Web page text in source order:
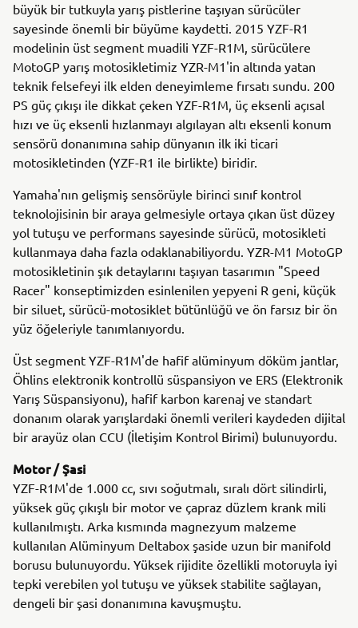
büyük bir tutkuyla yarış pistlerine taşıyan sürücüler
sayesinde önemli bir büyüme kaydetti. 2015 YZF-R1
modelinin üst segment muadili YZF-R1M, sürücülere
MotoGP yarış motosikletimiz YZR-M1'in altında yatan
teknik felsefeyi ilk elden deneyimleme fırsatı sundu. 200
PS güç çıkışı ile dikkat çeken YZF-R1M, üç eksenli açısal
hızı ve üç eksenli hızlanmayı algılayan altı eksenli konum
sensörü donanımına sahip dünyanın ilk iki ticari
motosikletinden (YZF-R1 ile birlikte) biridir.
Yamaha'nın gelişmiş sensörüyle birinci sınıf kontrol
teknolojisinin bir araya gelmesiyle ortaya çıkan üst düzey
yol tutuşu ve performans sayesinde sürücü, motosikleti
kullanmaya daha fazla odaklanabiliyordu. YZR-M1 MotoGP
motosikletinin şık detaylarını taşıyan tasarımın "Speed
Racer" konseptimizden esinlenilen yepyeni R geni, küçük
bir siluet, sürücü-motosiklet bütünlüğü ve ön farsız bir ön
yüz öğeleriyle tanımlanıyordu.
Üst segment YZF-R1M'de hafif alüminyum döküm jantlar,
Öhlins elektronik kontrollü süspansiyon ve ERS (Elektronik
Yarış Süspansiyonu), hafif karbon karenaj ve standart
donanım olarak yarışlardaki önemli verileri kaydeden dijital
bir arayüz olan CCU (İletişim Kontrol Birimi) bulunuyordu.
Motor / Şasi
YZF-R1M'de 1.000 cc, sıvı soğutmalı, sıralı dört silindirli,
yüksek güç çıkışlı bir motor ve çapraz düzlem krank mili
kullanılmıştı. Arka kısmında magnezyum malzeme
kullanılan Alüminyum Deltabox şaside uzun bir manifold
borusu bulunuyordu. Yüksek rijidite özellikli motoruyla iyi
tepki verebilen yol tutuşu ve yüksek stabilite sağlayan,
dengeli bir şasi donanımına kavuşmuştu.